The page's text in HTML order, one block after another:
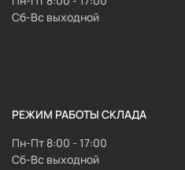
Сб-Вс выходной
РЕЖИМ РАБОТЫ СКЛАДА
Пн-Пт 8:00 - 17:00
Сб-Вс выходной